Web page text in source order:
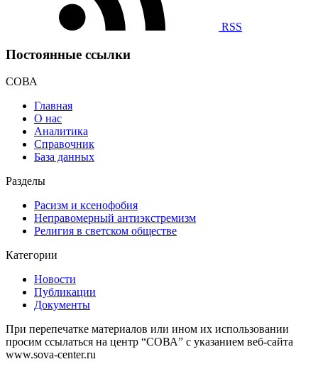
RSS
Постоянные ссылки
СОВА
Главная
О нас
Аналитика
Справочник
База данных
Разделы
Расизм и ксенофобия
Неправомерный антиэкстремизм
Религия в светском обществе
Категории
Новости
Публикации
Документы
При перепечатке материалов или ином их использовании
просим ссылаться на центр “СОВА” с указанием веб-сайта
www.sova-center.ru